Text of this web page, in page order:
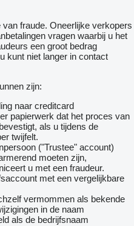
fraude. Oneerlijke verkopers
vragen waarbij u het
een groot bedrag
kunt niet langer in contact
zijn:
naar creditcard
papierwerk dat het proces van
als u tijdens de
twijfelt.
("Trustee" account)
moeten zijn,
u met een fraudeur.
met een vergelijkbare
vermommen als bekende
in de naam
als de bedrijfsnaam